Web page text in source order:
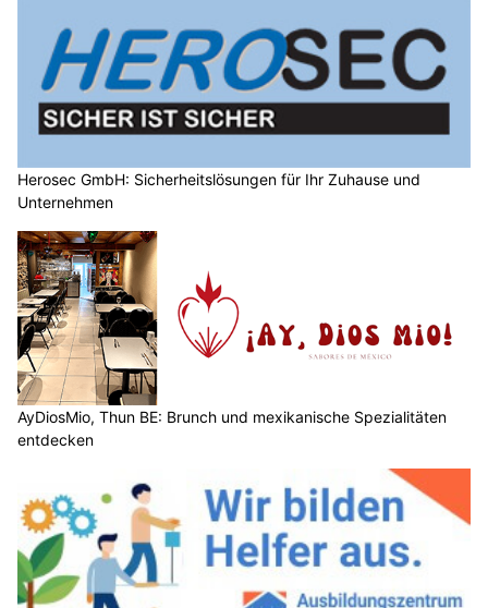
Herosec GmbH: Sicherheitslösungen für Ihr Zuhause und
Unternehmen
AyDiosMio, Thun BE: Brunch und mexikanische Spezialitäten
entdecken